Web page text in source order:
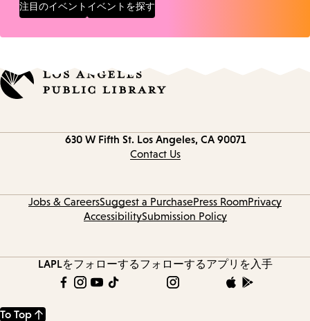
注目のイベント イベントを探す
630 W Fifth St. Los Angeles, CA 90071
Contact Us
Jobs & CareersSuggest a PurchasePress RoomPrivacy
AccessibilitySubmission Policy
LAPLをフォローするフォローするアプリを入手
To Top